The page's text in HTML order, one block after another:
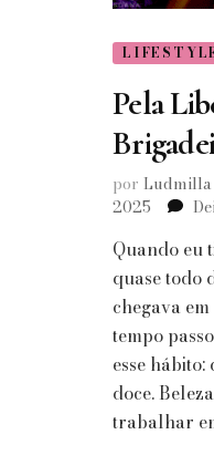
Pela
por Ludmilla
2025
Quando eu
quase todo
chegava
tempo
esse
doce.
trabalhar